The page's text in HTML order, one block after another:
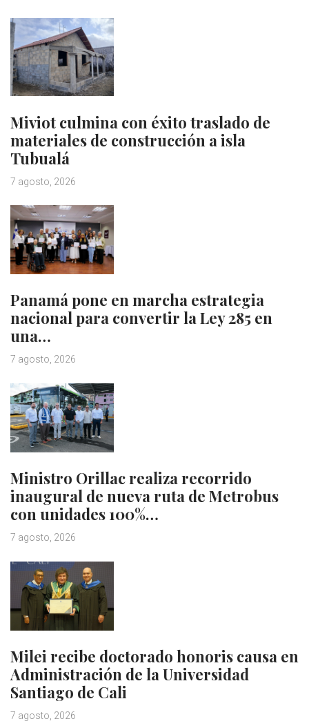
Miviot culmina con éxito traslado de
materiales de construcción a isla
Tubualá
7 agosto, 2026
Panamá pone en marcha estrategia
nacional para convertir la Ley 285 en
una…
7 agosto, 2026
Ministro Orillac realiza recorrido
inaugural de nueva ruta de Metrobus
con unidades 100%…
7 agosto, 2026
Milei recibe doctorado honoris causa en
Administración de la Universidad
Santiago de Cali
7 agosto, 2026